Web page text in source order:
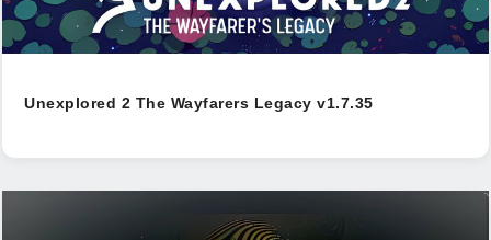
Unexplored 2 The Wayfarers Legacy v1.7.35